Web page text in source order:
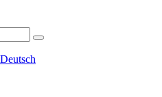
Deutsch